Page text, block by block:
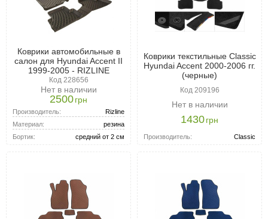
Коврики автомобильные в
салон для Hyundai Accent II
1999-2005 - RIZLINE
Код 228656
Нет в наличии
2500грн
Производитель:
Rizline
Материал:
резина
Бортик:
средний от 2 см
Коврики текстильные Classic
Hyundai Accent 2000-2006 гг.
(черные)
Код 209196
Нет в наличии
1430грн
Производитель: Classic